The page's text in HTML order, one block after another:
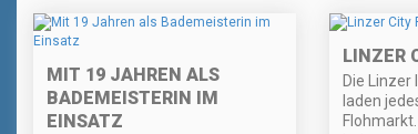
MIT 19 JAHREN ALS
BADEMEISTERIN IM
EINSATZ
LINZER
Die
laden